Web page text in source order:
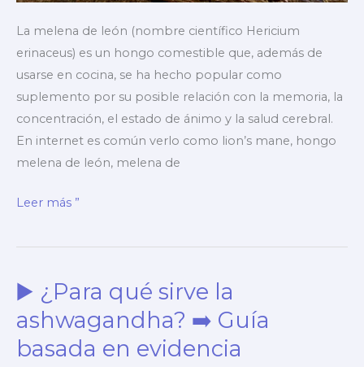
La melena de león (nombre científico Hericium
erinaceus) es un hongo comestible que, además de
usarse en cocina, se ha hecho popular como
suplemento por su posible relación con la memoria, la
concentración, el estado de ánimo y la salud cerebral.
En internet es común verlo como lion’s mane, hongo
melena de león, melena de
▶️
de
para
➡️
Leer más ”
▶️ ¿Para qué sirve la
ashwagandha? ➡️ Guía
basada en evidencia